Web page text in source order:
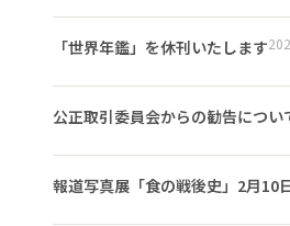
「世界年鑑」を休刊いたします
公正取引委員会からの勧告につい
報道写真展「食の戦後史」2月10